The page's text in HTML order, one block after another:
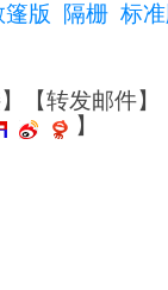
篷版 隔栅 标
】【转发邮件】
】